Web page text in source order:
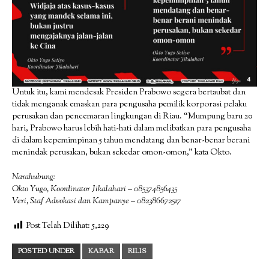
Untuk itu, kami mendesak Presiden Prabowo segera bertaubat dan
tidak menganak emaskan para pengusaha pemilik korporasi pelaku
perusakan dan pencemaran lingkungan di Riau. “Mumpung baru 20
hari, Prabowo harus lebih hati-hati dalam melibatkan para pengusaha
di dalam kepemimpinan 5 tahun mendatang dan benar-benar berani
menindak perusakan, bukan sekedar omon-omon,” kata Okto.
Narahubung:
Okto Yugo, Koordinator Jikalahari – 085374856435
Veri, Staf Advokasi dan Kampanye – 082386672517
Post Telah Dilihat: 5,229
POSTED UNDER KABAR RILIS